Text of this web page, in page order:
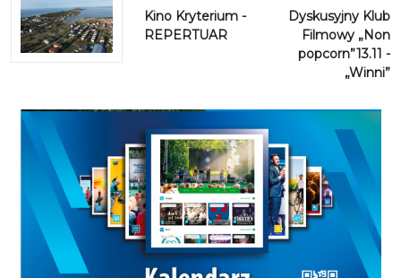
Kino Kryterium -
REPERTUAR
Dyskusyjny Klub
Filmowy „Non
popcorn”13.11 -
„Winni”